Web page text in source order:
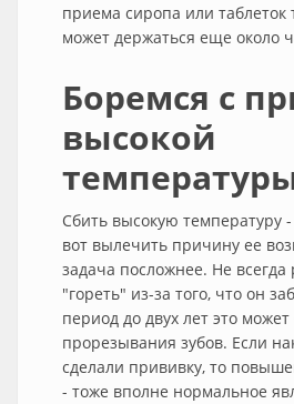
приема сиропа или таблеток
может держаться еще около
Боремся с
высокой
Сбить высокую температуру
вот вылечить причину ее
задача посложнее. Не
"гореть" из-за того, что он
период до двух лет это
прорезывания зубов. Если
сделали прививку, то
- тоже вполне нормальное